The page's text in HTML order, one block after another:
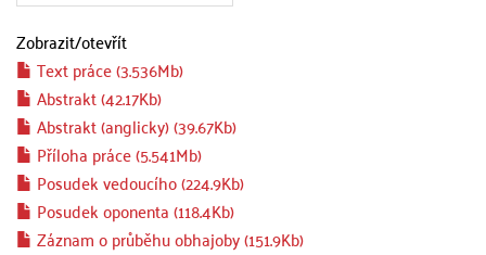
Zobrazit/otevřít
Text práce (3.536Mb)
Abstrakt (42.17Kb)
Abstrakt (anglicky) (39.67Kb)
Příloha práce (5.541Mb)
Posudek vedoucího (224.9Kb)
Posudek oponenta (118.4Kb)
Záznam o průběhu obhajoby (151.9Kb)